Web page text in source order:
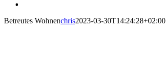
Betreutes Wohnenchris2023-03-30T14:24:28+02:00